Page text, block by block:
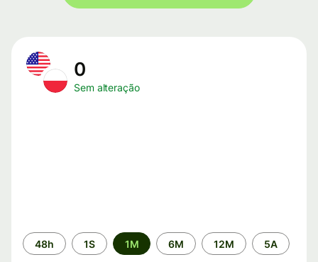
0
Sem alteração
Período
de
48h 1S 1M 6M 12M 5A